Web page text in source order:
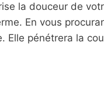
la douceur de
En vous
Elle pénétrera la